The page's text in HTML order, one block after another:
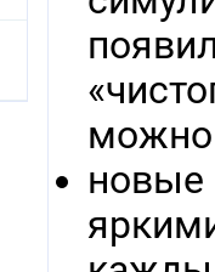
можно